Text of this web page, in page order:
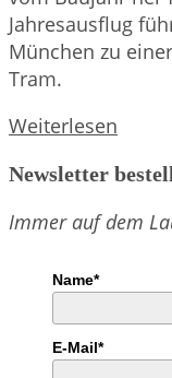
Jahresausflug
München zu
Tram.
Weiterlesen
auf
Fahrt
Newsletter
Immer auf dem
Name*
E-Mail*